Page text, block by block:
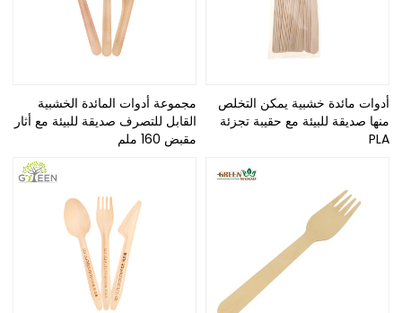
أدوات مائدة خشبية يمكن التخلص
منها صديقة للبيئة مع حقيبة تجزئة
PLA
مجموعة أدوات المائدة الخشبية
القابل للتصرف صديقة للبيئة مع أثار
مقبض 160 ملم